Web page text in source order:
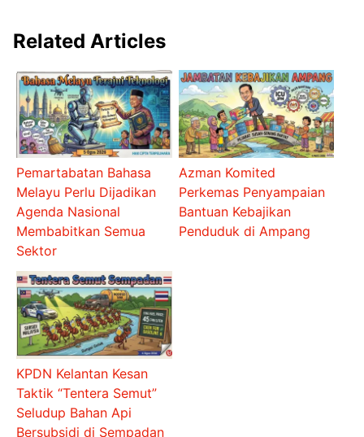
Related Articles
Pemartabatan Bahasa
Melayu Perlu Dijadikan
Agenda Nasional
Membabitkan Semua
Sektor
Azman Komited
Perkemas Penyampaian
Bantuan Kebajikan
Penduduk di Ampang
KPDN Kelantan Kesan
Taktik “Tentera Semut”
Seludup Bahan Api
Bersubsidi di Sempadan